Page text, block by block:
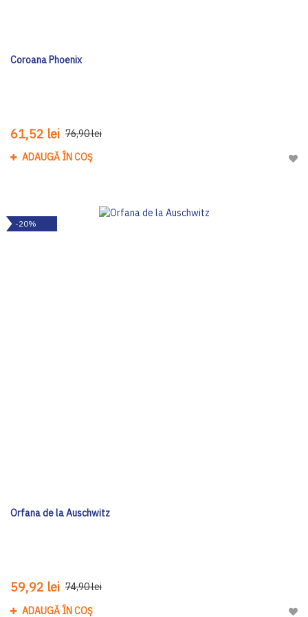
Coroana Phoenix
61,52 lei 76,90 lei
ADAUGĂ ÎN COȘ
-20%
Orfana de la Auschwitz
59,92 lei 74,90 lei
ADAUGĂ ÎN COȘ